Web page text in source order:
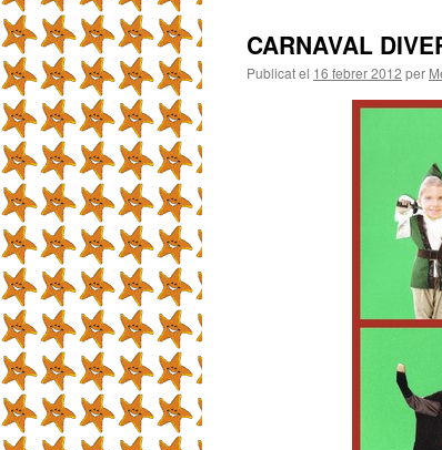
CARNAVAL
Publicat el 16 febrer 2012 per